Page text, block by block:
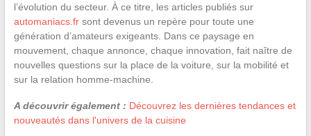
l’évolution du secteur. À ce titre, les articles publiés sur
automaniacs.frsont devenus un repère pour toute une
génération d’amateurs exigeants. Dans ce paysage en
mouvement, chaque annonce, chaque innovation, fait naître de
nouvelles questions sur la place de la voiture, sur la mobilité et
sur la relation homme-machine.
A découvrir également : Découvrez les dernières tendances et
nouveautés dans l'univers de la cuisine